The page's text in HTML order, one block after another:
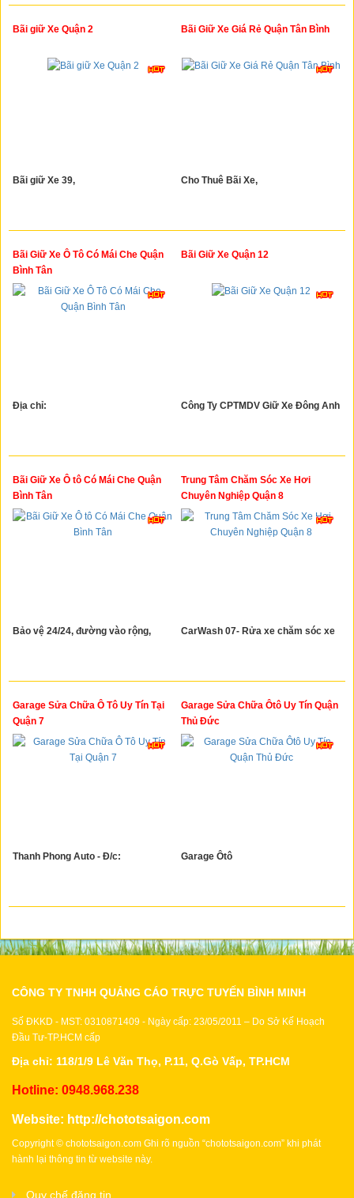
Bãi giữ Xe Quận 2
Bãi giữ Xe 39,
Bãi Giữ Xe Giá Rẻ Quận Tân Bình
Cho Thuê Bãi Xe,
Bãi Giữ Xe Ô Tô Có Mái Che Quận
Bình Tân
Địa chỉ:
Bãi Giữ Xe Quận 12
Công Ty CPTMDV Giữ Xe Đông Anh
Bãi Giữ Xe Ô tô Có Mái Che Quận
Bình Tân
Bảo vệ 24/24, đường vào rộng,
Trung Tâm Chăm Sóc Xe Hơi
Chuyên Nghiệp Quận 8
CarWash 07- Rửa xe chăm sóc xe
Garage Sửa Chữa Ô Tô Uy Tín Tại
Quận 7
Thanh Phong Auto - Đ/c:
Garage Sửa Chữa Ôtô Uy Tín Quận
Thủ Đức
Garage Ôtô
CÔNG TY TNHH QUẢNG CÁO TRỰC TUYẾN BÌNH MINH
Số ĐKKD - MST: 0310871409 - Ngày cấp: 23/05/2011 – Do Sở Kế Hoạch
Đầu Tư-TP.HCM cấp
Địa chỉ: 118/1/9 Lê Văn Thọ, P.11, Q.Gò Vấp, TP.HCM
Hotline: 0948.968.238
Website: http://chototsaigon.com
Copyright © chototsaigon.com Ghi rõ nguồn “chototsaigon.com” khi phát
hành lại thông tin từ website này.
Quy chế đăng tin